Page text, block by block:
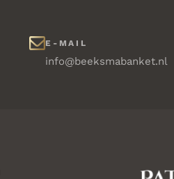
E-MAIL
info@beeksmabanket.nl